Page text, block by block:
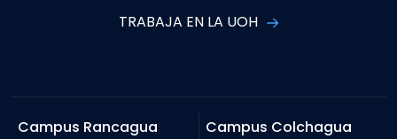
TRABAJA EN LA UOH
Campus Rancagua
Campus Colchagua